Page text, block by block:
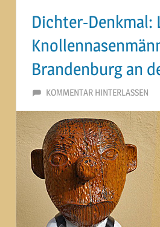
Dichter-Denkmal:
Brandenburg an
19. FEBRUAR 2014
MARTINA BERG
KOMMENTAR HINTERLASSEN